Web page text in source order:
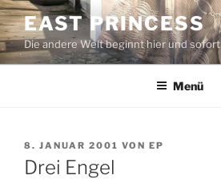
Zum
Inhalt
springen
EAST PRINCESS
Die andere Welt beginnt hier und sofort
Menü
VERÖFFENTLICHT
AM
8. JANUAR 2001 VON EP
Drei Engel